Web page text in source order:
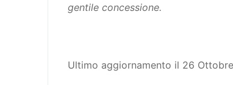
gentile concessione.
Ultimo aggiornamento il 26